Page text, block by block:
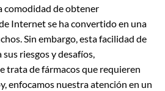
comodidad de obtener
Internet se ha convertido en una
Sin embargo, esta facilidad de
riesgos y desafíos,
trata de fármacos que requieren
enfocamos nuestra atención en un